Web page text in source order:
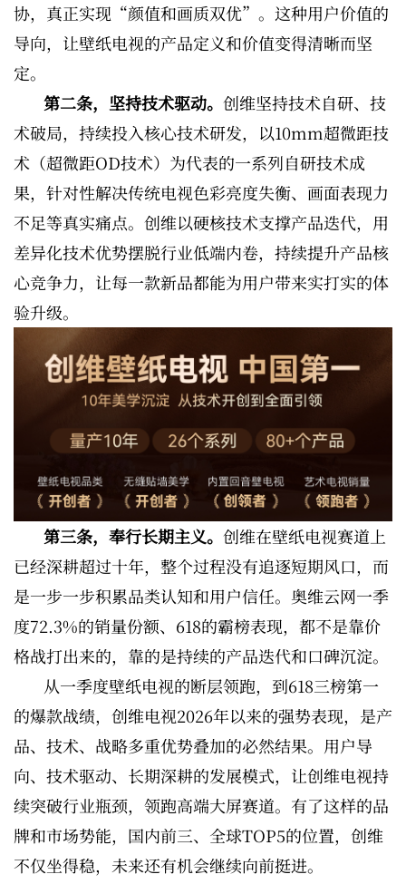
协，真正实现“颜值和画质双优”。这种用户价值的
导向，让壁纸电视的产品定义和价值变得清晰而坚
定。
第二条，坚持技术驱动。 创维坚持技术自研、技
术破局，持续投入核心技术研发，以10mm超微距技
术（超微距OD技术）为代表的一系列自研技术成
果，针对性解决传统电视色彩亮度失衡、画面表现力
不足等真实痛点。创维以硬核技术支撑产品迭代，用
差异化技术优势摆脱行业低端内卷，持续提升产品核
心竞争力，让每一款新品都能为用户带来实打实的体
验升级。
第三条，奉行长期主义。 创维在壁纸电视赛道上
已经深耕超过十年，整个过程没有追逐短期风口，而
是一步一步积累品类认知和用户信任。奥维云网一季
度72.3%的销量份额、618的霸榜表现，都不是靠价
格战打出来的，靠的是持续的产品迭代和口碑沉淀。
从一季度壁纸电视的断层领跑，到618三榜第一
的爆款战绩，创维电视2026年以来的强势表现，是产
品、技术、战略多重优势叠加的必然结果。用户导
向、技术驱动、长期深耕的发展模式，让创维电视持
续突破行业瓶颈，领跑高端大屏赛道。有了这样的品
牌和市场势能，国内前三、全球TOP5的位置，创维
不仅坐得稳，未来还有机会继续向前挺进。